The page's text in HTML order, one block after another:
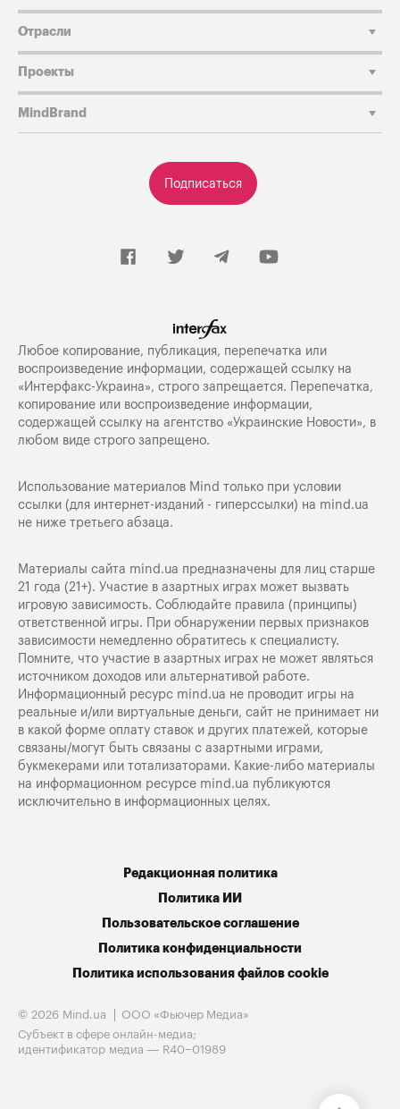
Подписаться
Отрасли
Проекты
MindBrand
Любое копирование, публикация, перепечатка или
воспроизведение информации, содержащей ссылку на
«Интерфакс-Украина», строго запрещается. Перепечатка,
копирование или воспроизведение информации,
содержащей ссылку на агентство «Украинские Новости», в
любом виде строго запрещено.
Использование материалов Mind только при условии
ссылки (для интернет-изданий - гиперссылки) на mind.ua
не ниже третьего абзаца.
Материалы сайта mind.ua предназначены для лиц старше
21 года (21+). Участие в азартных играх может вызвать
игровую зависимость. Соблюдайте правила (принципы)
ответственной игры. При обнаружении первых признаков
зависимости немедленно обратитесь к специалисту.
Помните, что участие в азартных играх не может являться
источником доходов или альтернативой работе.
Информационный ресурс mind.ua не проводит игры на
реальные и/или виртуальные деньги, сайт не принимает ни
в какой форме оплату ставок и других платежей, которые
связаны/могут быть связаны с азартными играми,
букмекерами или тотализаторами. Какие-либо материалы
на информационном ресурсе mind.ua публикуются
исключительно в информационных целях.
Редакционная политика
Политика ИИ
Пользовательское соглашение
Политика конфиденциальности
Политика использования файлов cookie
© 2026 Mind.ua
ООО «Фьючер Медиа»
Субъект в сфере онлайн-медиа;
идентификатор медиа — R40−01989